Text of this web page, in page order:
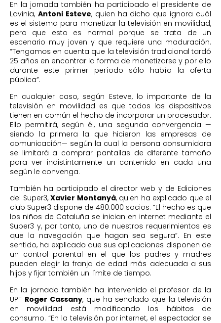
En la jornada también ha participado el presidente de
Lavinia, Antoni Esteve, quien ha dicho que ignora cuál
es el sistema para monetizar la televisión en movilidad,
pero que esto es normal porque se trata de un
escenario muy joven y que requiere una maduración.
“Tengamos en cuenta que la televisión tradicional tardó
25 años en encontrar la forma de monetizarse y por ello
durante este primer período sólo había la oferta
pública”.
En cualquier caso, según Esteve, lo importante de la
televisión en movilidad es que todos los dispositivos
tienen en común el hecho de incorporar un procesador.
Ello permitirá, según él, una segunda convergencia —
siendo la primera la que hicieron las empresas de
comunicación— según la cual la persona consumidora
se limitará a comprar pantallas de diferente tamaño
para ver indistintamente un contenido en cada una
según le convenga.
También ha participado el director web y de Ediciones
del Super3, Xavier Montanyà, quien ha explicado que el
club Super3 dispone de 480.000 socios. “El hecho es que
los niños de Cataluña se inician en internet mediante el
Super3 y, por tanto, uno de nuestros requerimientos es
que la navegación que hagan sea segura”. En este
sentido, ha explicado que sus aplicaciones disponen de
un control parental en el que los padres y madres
pueden elegir la franja de edad más adecuada a sus
hijos y fijar también un límite de tiempo.
En la jornada también ha intervenido el profesor de la
UPF Roger Cassany, que ha señalado que la televisión
en movilidad está modificando los hábitos de
consumo. “En la televisión por internet, el espectador se